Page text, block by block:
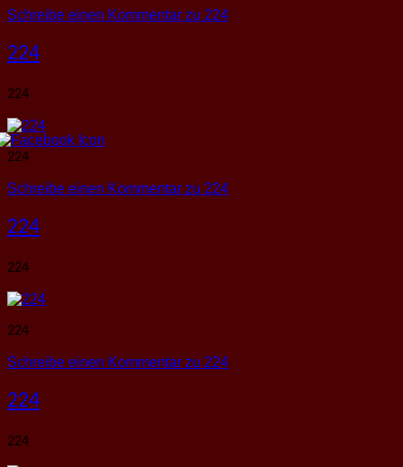
Schreibe einen Kommentar zu 224
224
224
224
Schreibe einen Kommentar zu 224
224
224
224
Schreibe einen Kommentar zu 224
224
224